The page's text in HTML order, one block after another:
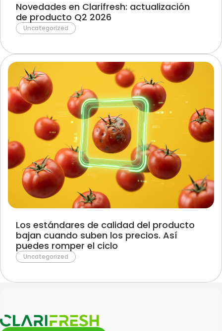
Novedades en Clarifresh: actualización
de producto Q2 2026
Uncategorized
Los estándares de calidad del producto
bajan cuando suben los precios. Así
puedes romper el ciclo
Uncategorized